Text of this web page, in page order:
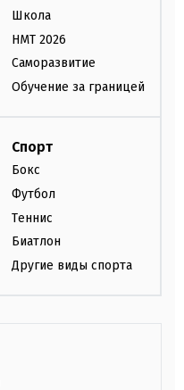
Школа
НМТ 2026
Саморазвитие
Обучение за границей
Спорт
Бокс
Футбол
Теннис
Биатлон
Другие виды спорта